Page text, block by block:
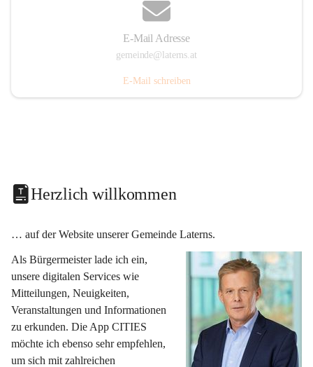
E-Mail Adresse
gemeinde@laterns.at
E-Mail schreiben
Herzlich willkommen
… auf der Website unserer Gemeinde Laterns.
Als Bürgermeister lade ich ein,
unsere digitalen Services wie
Mitteilungen, Neuigkeiten,
Veranstaltungen und Informationen
zu erkunden. Die App CITIES
möchte ich ebenso sehr empfehlen,
um sich mit zahlreichen